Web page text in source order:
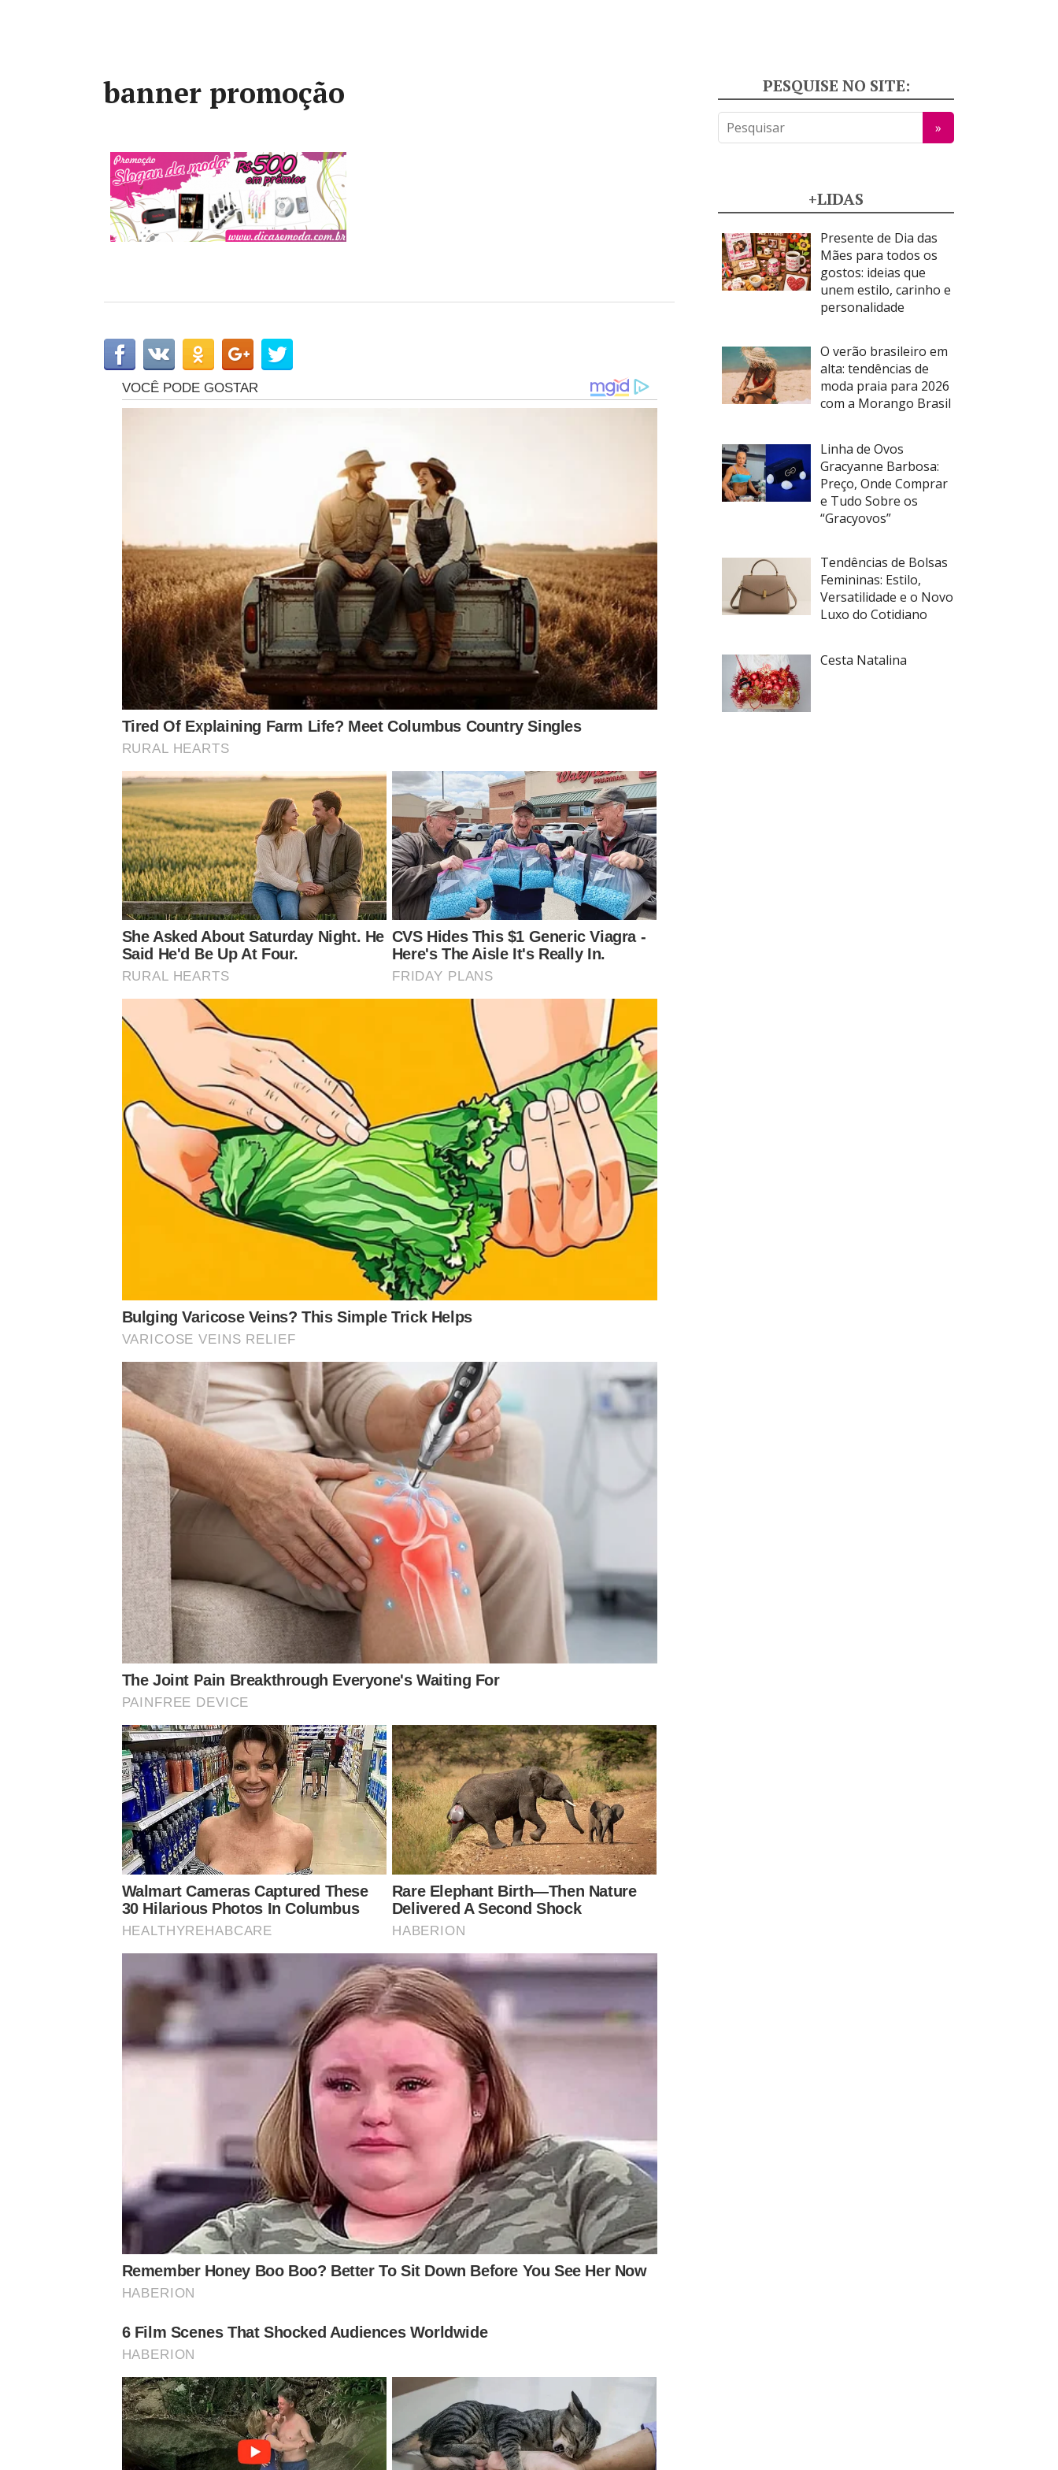
banner promoção PESQUISE NO SITE:
+LIDAS
Presente de Dia das
Mães para todos os
gostos: ideias que
unem estilo, carinho e
personalidade
O verão brasileiro em
alta: tendências de
moda praia para 2026
com a Morango Brasil
Linha de Ovos
Gracyanne Barbosa:
Preço, Onde Comprar
e Tudo Sobre os
“Gracyovos”
Tendências de Bolsas
Femininas: Estilo,
Versatilidade e o Novo
Luxo do Cotidiano
Cesta Natalina